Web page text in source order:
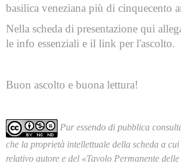
basilica veneziana più di cinquecento
Nella scheda di presentazione qui
le info essenziali e il link per l'ascolto.
Buon ascolto e buona lettura!
Pur essendo di pubblica
che la proprietà intellettuale della scheda a
relativo autore e del «Tavolo Permanente